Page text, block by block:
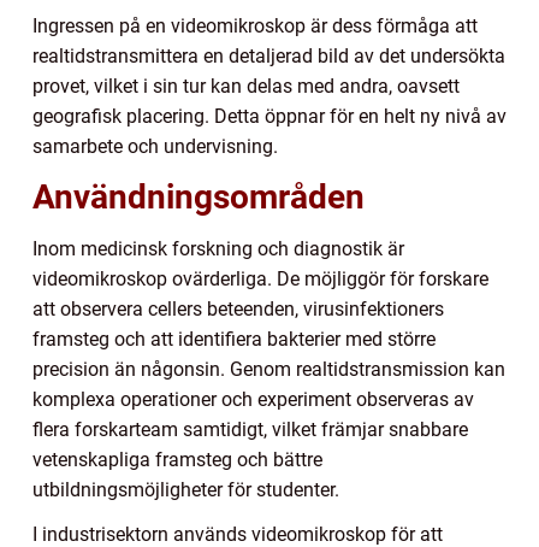
Ingressen på en videomikroskop är dess förmåga att
realtidstransmittera en detaljerad bild av det undersökta
provet, vilket i sin tur kan delas med andra, oavsett
geografisk placering. Detta öppnar för en helt ny nivå av
samarbete och undervisning.
Användningsområden
Inom medicinsk forskning och diagnostik är
videomikroskop ovärderliga. De möjliggör för forskare
att observera cellers beteenden, virusinfektioners
framsteg och att identifiera bakterier med större
precision än någonsin. Genom realtidstransmission kan
komplexa operationer och experiment observeras av
flera forskarteam samtidigt, vilket främjar snabbare
vetenskapliga framsteg och bättre
utbildningsmöjligheter för studenter.
I industrisektorn används videomikroskop för att